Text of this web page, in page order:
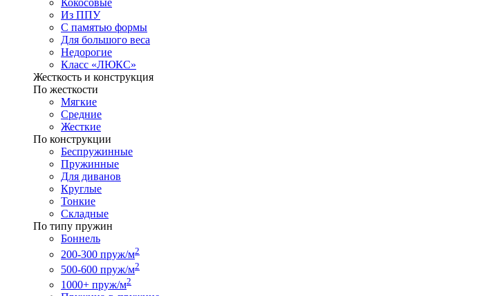
Кокосовые
Из ППУ
С памятью формы
Для большого веса
Недорогие
Класс «ЛЮКС»
Жесткость и конструкция
По жесткости
Мягкие
Средние
Жесткие
По конструкции
Беспружинные
Пружинные
Для диванов
Круглые
Тонкие
Складные
По типу пружин
Боннель
200-300 пруж/м2
500-600 пруж/м2
1000+ пруж/м2